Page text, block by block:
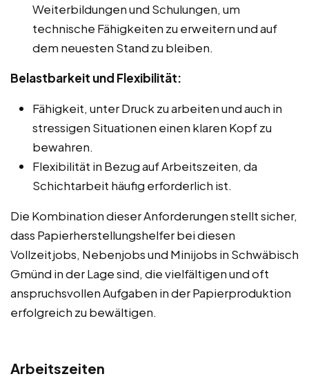
Weiterbildungen und Schulungen, um
technische Fähigkeiten zu erweitern und auf
dem neuesten Stand zu bleiben.
Belastbarkeit und Flexibilität:
Fähigkeit, unter Druck zu arbeiten und auch in
stressigen Situationen einen klaren Kopf zu
bewahren.
Flexibilität in Bezug auf Arbeitszeiten, da
Schichtarbeit häufig erforderlich ist.
Die Kombination dieser Anforderungen stellt sicher,
dass Papierherstellungshelfer bei diesen
Vollzeitjobs, Nebenjobs und Minijobs in Schwäbisch
Gmünd in der Lage sind, die vielfältigen und oft
anspruchsvollen Aufgaben in der Papierproduktion
erfolgreich zu bewältigen.
Arbeitszeiten